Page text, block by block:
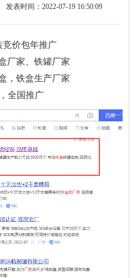
发表时间：2022-07-19 16:50:09
竞价包年推广
厂家、铁罐厂家
，铁盒生产厂家
全国推广